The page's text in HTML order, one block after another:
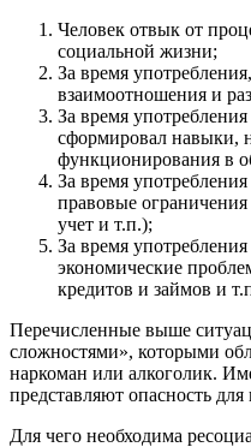
Человек отвык от
социальной жизни;
За время
взаимоотношения и
За время
сформировал навыки,
функционирования в
За время
правовые
учет и т.п.);
За время
экономические
кредитов и займов и
Перечисленные выше
сложностями», которыми
наркоман или алкоголик.
представляют опасность
Для чего необходима